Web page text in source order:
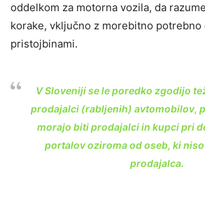
oddelkom za motorna vozila, da
korake, vključno z morebitno potrebno
pristojbinami.
V Sloveniji se le poredko zgodijo
prodajalci (rabljenih) avtomobilov,
morajo biti prodajalci in kupci pri
portalov oziroma od oseb, ki
prodajalca.